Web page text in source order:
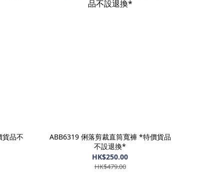
貨品不
ABB6319 俐落剪裁直筒寬褲 *特價貨品
不設退換*
HK$250.00
HK$479.00